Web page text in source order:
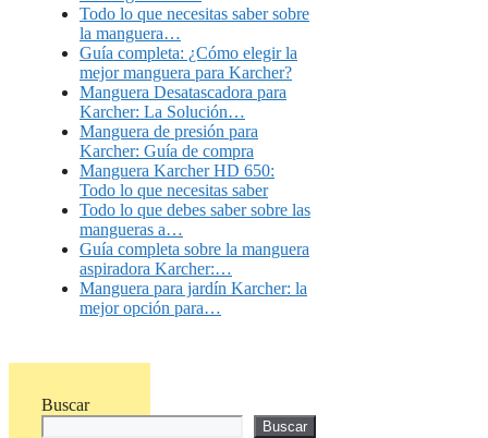
Todo lo que necesitas saber sobre
la manguera…
Guía completa: ¿Cómo elegir la
mejor manguera para Karcher?
Manguera Desatascadora para
Karcher: La Solución…
Manguera de presión para
Karcher: Guía de compra
Manguera Karcher HD 650:
Todo lo que necesitas saber
Todo lo que debes saber sobre las
mangueras a…
Guía completa sobre la manguera
aspiradora Karcher:…
Manguera para jardín Karcher: la
mejor opción para…
Buscar
Buscar